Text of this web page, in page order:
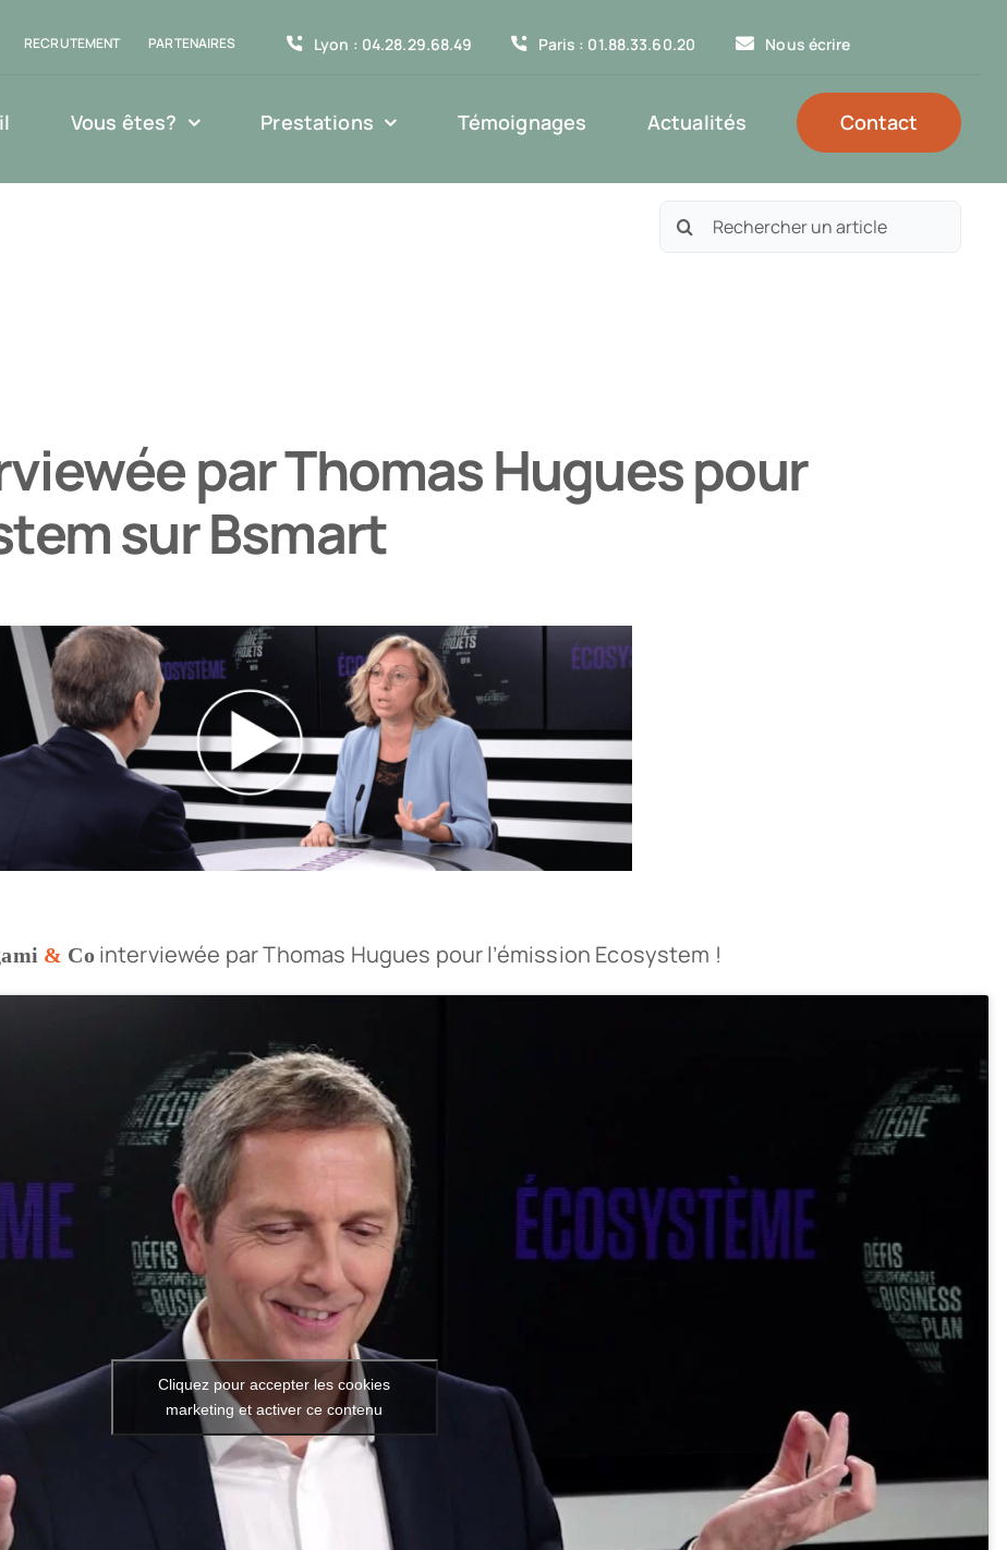
RECRUTEMENT PARTENAIRES Lyon : 04.28.29.68.49 Paris : 01.88.33.60.20 Nous écrire
Vous êtes? Prestations Témoignages Actualités Contact
Rechercher:
par Thomas Hugues pour
sur Bsmart
& Cointerviewée par Thomas Hugues pour l’émission Ecosystem !
Cliquez pour accepter les cookies
marketing et activer ce contenu